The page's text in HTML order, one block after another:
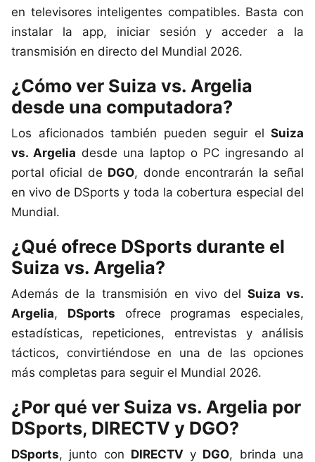
en televisores inteligentes compatibles. Basta con
instalar la app, iniciar sesión y acceder a la
transmisión en directo del Mundial 2026.
¿Cómo ver Suiza vs. Argelia
desde una computadora?
Los aficionados también pueden seguir el Suiza
vs. Argelia desde una laptop o PC ingresando al
portal oficial de DGO, donde encontrarán la señal
en vivo de DSports y toda la cobertura especial del
Mundial.
¿Qué ofrece DSports durante el
Suiza vs. Argelia?
Además de la transmisión en vivo del Suiza vs.
Argelia, DSports ofrece programas especiales,
estadísticas, repeticiones, entrevistas y análisis
tácticos, convirtiéndose en una de las opciones
más completas para seguir el Mundial 2026.
¿Por qué ver Suiza vs. Argelia por
DSports, DIRECTV y DGO?
DSports, junto con DIRECTV y DGO, brinda una